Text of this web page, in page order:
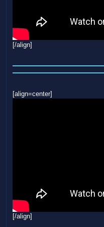
[/align]
[align=center]
[/align]